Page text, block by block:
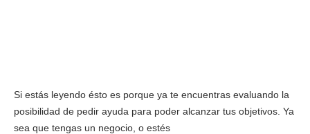
Si estás leyendo ésto es porque ya te encuentras evaluando la
posibilidad de pedir ayuda para poder alcanzar tus objetivos. Ya
sea que tengas un negocio, o estés